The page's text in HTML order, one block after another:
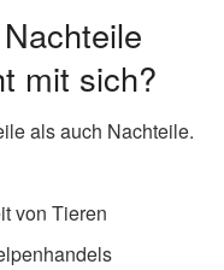
mit sich?
als auch Nachteile.
von Tieren